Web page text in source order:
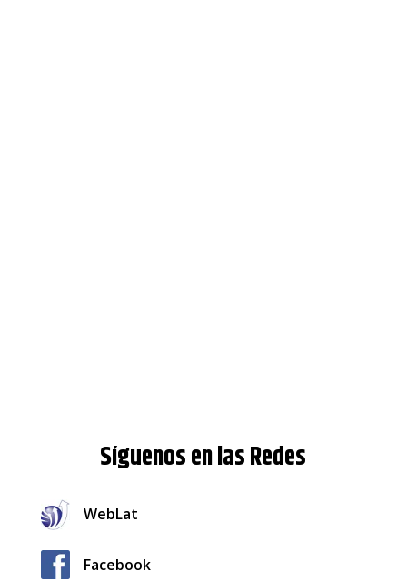
Síguenos en las Redes
WebLat
Facebook